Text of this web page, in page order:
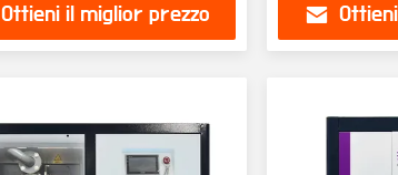
Ottieni il miglior prezzo